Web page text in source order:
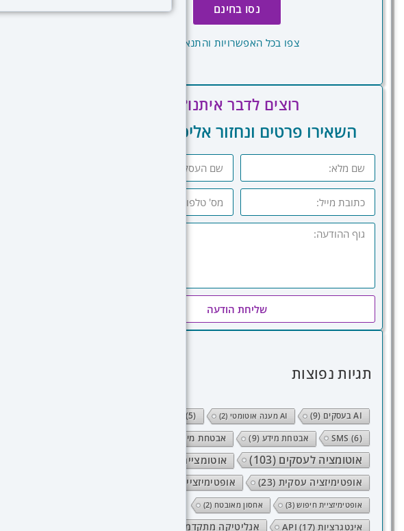
נסו בחינם
צפו בכל האפשרויות והתנאים
רוצים לדבר איתנו?
השאירו פרטים ונחזור אליכם בהקדם
שליחת הודעה
תגיות נפוצות
AI בעסקים (9) AI מענה אוטומטי (2)
(5)
SMS (6) אבטחת מידע (9) אבטחת מידע אישי
אוטומציה לעסקים (103) אוטומציית תהליכים
אופטימיזציה עסקית (23) אופטימיזציית המרות
אופטימיזציית חיפוש(3) אחסון מאובטח(2)
אינטגרציות API (17) אנליטיקה מתקדמת